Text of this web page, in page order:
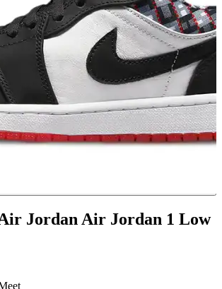
Jordan Air Jordan 1 Low